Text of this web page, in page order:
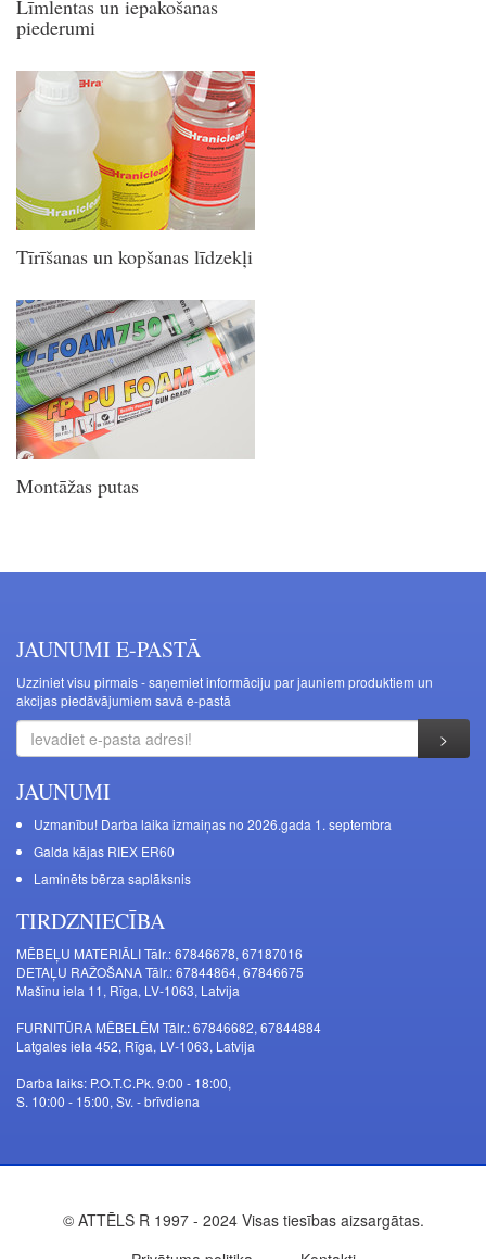
Līmlentas un iepakošanas
piederumi
Tīrīšanas un kopšanas līdzekļi
Montāžas putas
JAUNUMI E-PASTĀ
Uzziniet visu pirmais - saņemiet informāciju par jauniem produktiem un
akcijas piedāvājumiem savā e-pastā
JAUNUMI
Uzmanību! Darba laika izmaiņas no 2026.gada 1. septembra
Galda kājas RIEX ER60
Laminēts bērza saplāksnis
TIRDZNIECĪBA
MĒBEĻU MATERIĀLI Tālr.: 67846678, 67187016
DETAĻU RAŽOŠANA Tālr.: 67844864, 67846675
Mašīnu iela 11, Rīga, LV-1063, Latvija
FURNITŪRA MĒBELĒM Tālr.: 67846682, 67844884
Latgales iela 452, Rīga, LV-1063, Latvija
Darba laiks: P.O.T.C.Pk. 9:00 - 18:00,
S. 10:00 - 15:00, Sv. - brīvdiena
© ATTĒLS R 1997 - 2024 Visas tiesības aizsargātas.